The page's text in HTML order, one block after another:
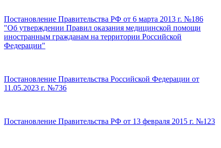
Постановление Правительства РФ от 6 марта 2013 г. №186
"Об утверждении Правил оказания медицинской помощи
иностранным гражданам на территории Российской
Федерации"
Постановление Правительства Российской Федерации от
11.05.2023 г. №736
Постановление Правительства РФ от 13 февраля 2015 г. №123